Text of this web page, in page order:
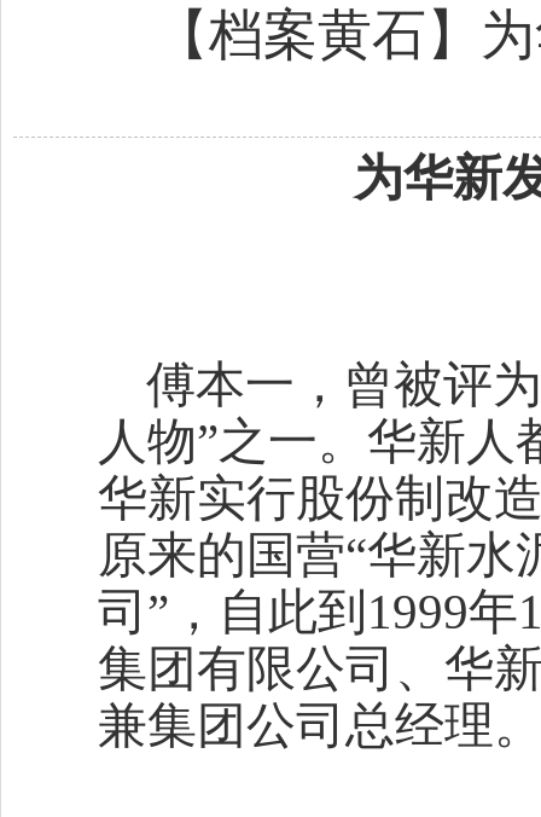
【档案黄石】
为华新
傅本一，曾被评
人物”之一。华新人
华新实行股份制改
原来的国营“华新水
司”，自此到1999
集团有限公司、华
兼集团公司总经理